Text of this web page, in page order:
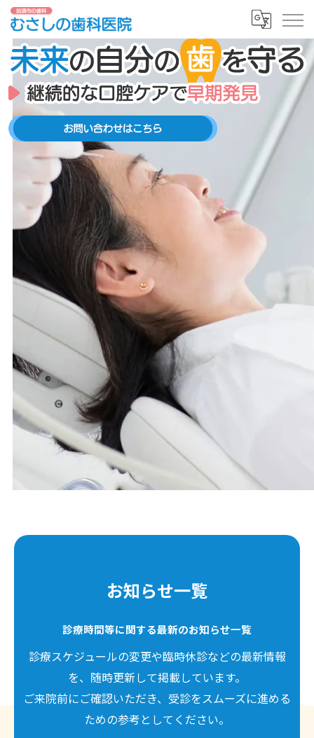
診療時間等に関する最新のお知らせ一覧
お知らせ一覧
診療スケジュールの変更や臨時休診などの最新情報
を、随時更新して掲載しています。
ご来院前にご確認いただき、受診をスムーズに進める
ための参考としてください。
臨時休診のお知らせ
2026/05/02
GWの診療